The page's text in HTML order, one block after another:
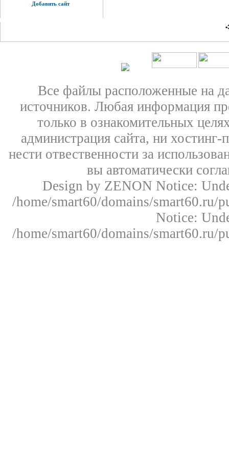
Добавить сайт
Все файлы расположенные на
источников. Любая информация
только в ознакомительных
администрация сайта, ни
нести отвественности за
вы автоматически
Design by ZENON Notice:
/home/smart60/domains/
Notice:
/home/smart60/domains/